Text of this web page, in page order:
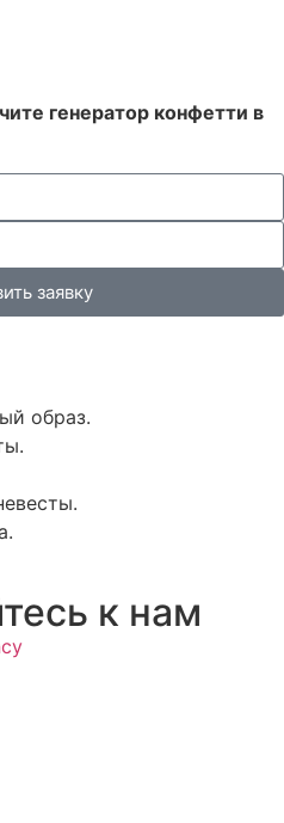
генератор конфетти в
заявку
к нам